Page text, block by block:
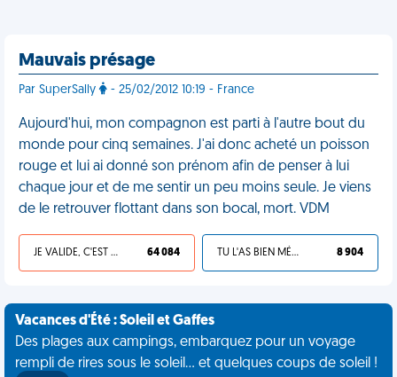
Mauvais présage
Par SuperSally - 25/02/2012 10:19 - France
Aujourd'hui, mon compagnon est parti à l'autre bout du
monde pour cinq semaines. J'ai donc acheté un poisson
rouge et lui ai donné son prénom afin de penser à lui
chaque jour et de me sentir un peu moins seule. Je viens
de le retrouver flottant dans son bocal, mort. VDM
JE VALIDE, C'EST UNE VDM 64 084 TU L'AS BIEN MÉRITÉ 8 904
Vacances d'Été : Soleil et Gaffes
Des plages aux campings, embarquez pour un voyage
rempli de rires sous le soleil... et quelques coups de soleil !